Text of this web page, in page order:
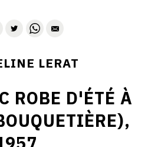
LERAT
ROBE D'ÉTÉ À